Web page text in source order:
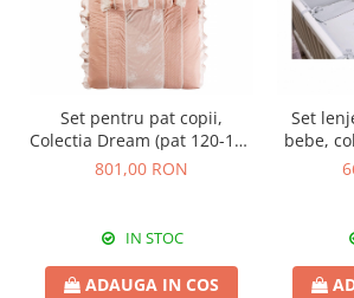
Set pentru pat copii,
Colectia Dream (pat 120-160
cm)
801,00 RON
IN STOC
ADAUGA IN COS
Set
bebe,